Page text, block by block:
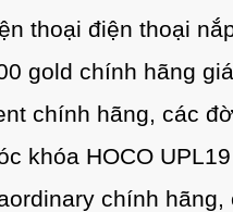
thoại điện thoại
gold chính hãng
chính hãng, các
khóa HOCO UPL19
chính